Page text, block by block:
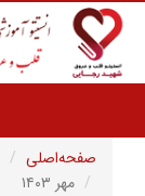
صفحه‌اصلی
مهر ۱۴۰۳